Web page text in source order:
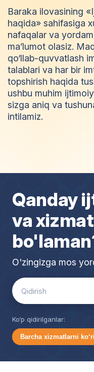
Baraka ilovasining
haqida» sahifasiga
nafaqalar va
ma’lumot olasiz.
qo‘llab-quvvatlash
talablari va har bir
topshirish haqida
ushbu muhim
sizga aniq va
intilamiz.
mtiy oz
Qanday
va
O'zingizga mos
Search
for:
Ko‘p qidirilganlar:
Barcha xizmatlarni